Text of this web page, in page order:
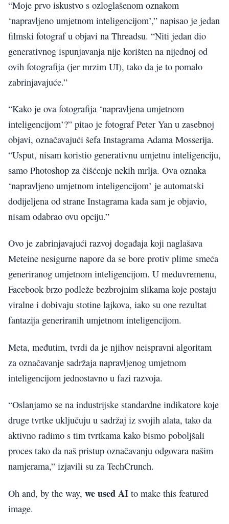
“Moje prvo iskustvo s ozloglašenom oznakom
‘napravljeno umjetnom inteligencijom’,” napisao je jedan
filmski fotograf u objavi na Threadsu. “Niti jedan dio
generativnog ispunjavanja nije korišten na nijednoj od
ovih fotografija (jer mrzim UI), tako da je to pomalo
zabrinjavajuće.”
“Kako je ova fotografija ‘napravljena umjetnom
inteligencijom’?” pitao je fotograf Peter Yan u zasebnoj
objavi, označavajući šefa Instagrama Adama Mosserija.
“Usput, nisam koristio generativnu umjetnu inteligenciju,
samo Photoshop za čišćenje nekih mrlja. Ova oznaka
‘napravljeno umjetnom inteligencijom’ je automatski
dodijeljena od strane Instagrama kada sam je objavio,
nisam odabrao ovu opciju.”
Ovo je zabrinjavajući razvoj događaja koji naglašava
Meteine nesigurne napore da se bore protiv plime smeća
generiranog umjetnom inteligencijom. U međuvremenu,
Facebook brzo podleže bezbrojnim slikama koje postaju
viralne i dobivaju stotine lajkova, iako su one rezultat
fantazija generiranih umjetnom inteligencijom.
Meta, međutim, tvrdi da je njihov neispravni algoritam
za označavanje sadržaja napravljenog umjetnom
inteligencijom jednostavno u fazi razvoja.
“Oslanjamo se na industrijske standardne indikatore koje
druge tvrtke uključuju u sadržaj iz svojih alata, tako da
aktivno radimo s tim tvrtkama kako bismo poboljšali
proces tako da naš pristup označavanju odgovara našim
namjerama,” izjavili su za TechCrunch.
Oh and, by the way, we used AI to make this featured
image.